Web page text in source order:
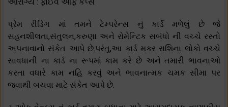
પ્રેમ રીડિંગ માં તમને ટેમ્પરેન્સ નું કાર્ડ મળેલું છે જે
સહનશીલતા,સંતુલન,કરુણા અને રોમેન્ટિક સબંધો ની વચ્ચે રસ્તો
અપનાવાનો સંકેત આપે છે.પરંતુ,આ કાર્ડ મકર રાશિના લોકો વચ્ચે
સાવધાની ના કાર્ડ ના રૂપમાં કામ કરે છે અને તમારી ભાવનાઓ
કરતા વધારે કામ નહિ કરવું અને ભાવનાત્મક ચમક સીમા પર
જવાથી બચવા માટે સંકેત આપે છે.